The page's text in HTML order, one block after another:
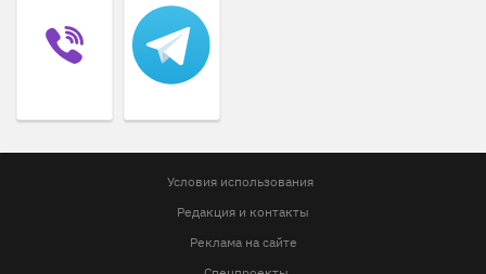
Условия использования
Редакция и контакты
Реклама на сайте